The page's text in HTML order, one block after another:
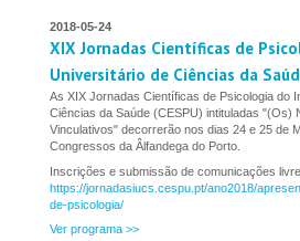
2018-05-24
XIX Jornadas Científicas de
Universitário de Ciências da
As XIX Jornadas Científicas de Psicologia do
Ciências da Saúde (CESPU) intituladas "(Os)
Vinculativos" decorrerão nos dias 24 e 25 de
Congressos da Âlfandega do Porto.
Inscrições e submissão de comunicações
https://jornadasiucs.cespu.pt/ano2018/
de-psicologia/
Ver programa >>